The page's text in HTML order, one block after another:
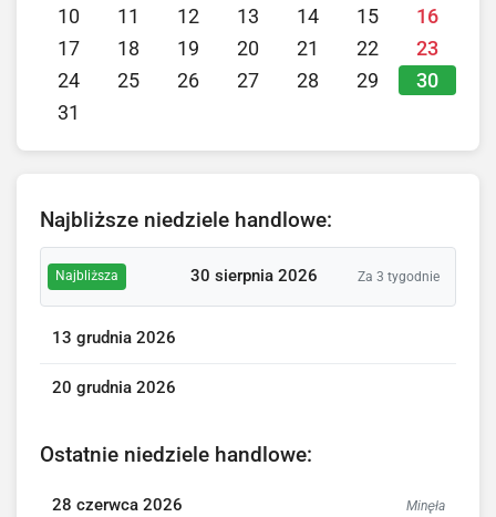
10
11 12 13 14 15
16
17
18 19 20 21 22
23
24
25 26 27 28 29 30
31
Najbliższe niedziele handlowe:
Najbliższa 30 sierpnia 2026 Za 3 tygodnie
13 grudnia 2026
20 grudnia 2026
Ostatnie niedziele handlowe:
28 czerwca 2026 Minęła